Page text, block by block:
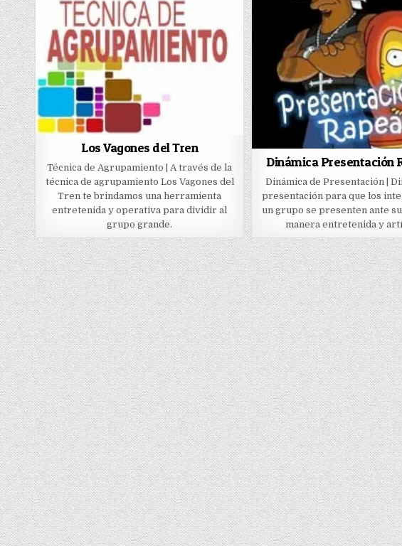
Los Vagones del Tren
Técnica de Agrupamiento | A través de la
técnica de agrupamiento Los Vagones del
Tren te brindamos una herramienta
entretenida y operativa para dividir al
grupo grande.
Dinámica Presentación
Dinámica de Presentación |
presentación para que los
un grupo se presenten ante
manera entretenida y